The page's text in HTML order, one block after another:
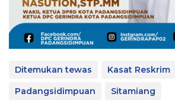
Ditemukan tewas
Kasat Reskrim
Padangsidimpuan
Sitamiang